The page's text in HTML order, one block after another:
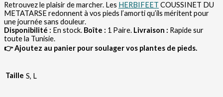
Retrouvez le plaisir de marcher. Les HERBIFEET COUSSINET DU
METATARSE redonnent à vos pieds l’amorti qu’ils méritent pour
une journée sans douleur.
Disponibilité : En stock. Boîte : 1 Paire. Livraison : Rapide sur
toute la Tunisie.
👉 Ajoutez au panier pour soulager vos plantes de pieds.
Taille S, L